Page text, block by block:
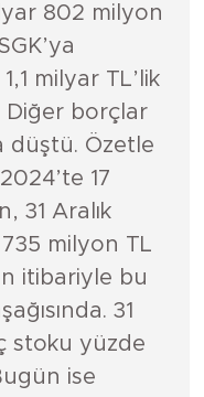
802 milyon
milyar TL’lik
Diğer borçlar
düştü. Özetle
17
31 Aralık
milyon TL
itibariyle bu
31
stoku yüzde
ise